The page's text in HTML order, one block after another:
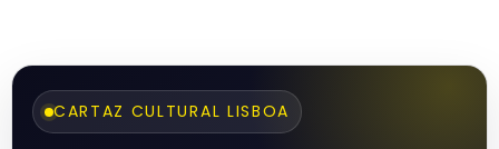
CARTAZ CULTURAL LISBOA